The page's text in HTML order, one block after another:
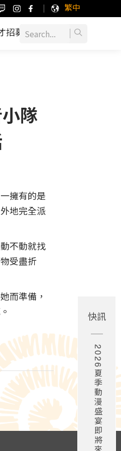
繁中
招募
隊
擁有的是
地完全派
不動就找
受盡折
而準備，
快訊